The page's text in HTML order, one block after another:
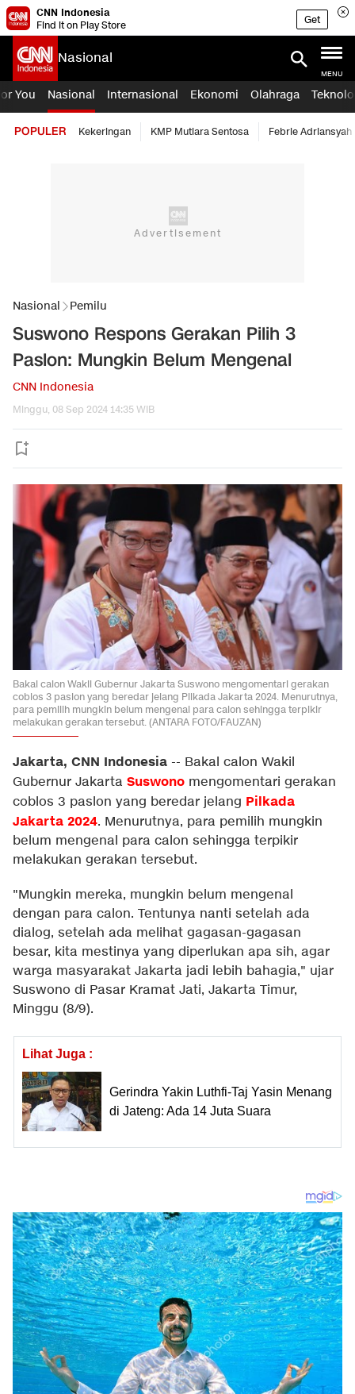
CNN Indonesia
Find it on Play Store
Get
Nasional
MENU
You Nasional Internasional Ekonomi Olahraga
POPULER Kekeringan KMP Mutiara Sentosa Febrie Adriansyah
Nasional Pemilu
Suswono Respons Gerakan Pilih 3
Paslon: Mungkin Belum Mengenal
CNN Indonesia
Minggu, 08 Sep 2024 14:35 WIB
Bakal calon Wakil Gubernur Jakarta Suswono mengomentari gerakan
coblos 3 paslon yang beredar jelang Pilkada Jakarta 2024. Menurutnya,
para pemilih mungkin belum mengenal para calon sehingga terpikir
melakukan gerakan tersebut. (ANTARA FOTO/FAUZAN)
Jakarta, CNN Indonesia -- Bakal calon Wakil
Gubernur Jakarta Suswono mengomentari gerakan
coblos 3 paslon yang beredar jelang Pilkada
Jakarta 2024. Menurutnya, para pemilih mungkin
belum mengenal para calon sehingga terpikir
melakukan gerakan tersebut.
"Mungkin mereka, mungkin belum mengenal
dengan para calon. Tentunya nanti setelah ada
dialog, setelah ada melihat gagasan-gagasan
besar, kita mestinya yang diperlukan apa sih, agar
warga masyarakat Jakarta jadi lebih bahagia," ujar
Suswono di Pasar Kramat Jati, Jakarta Timur,
Minggu (8/9).
Lihat Juga :
Gerindra Yakin Luthfi-Taj Yasin Menang
di Jateng: Ada 14 Juta Suara